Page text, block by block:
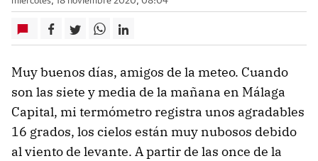
Muy buenos días, amigos de la meteo. Cuando
son las siete y media de la mañana en Málaga
Capital, mi termómetro registra unos agradables
16 grados, los cielos están muy nubosos debido
al viento de levante. A partir de las once de la